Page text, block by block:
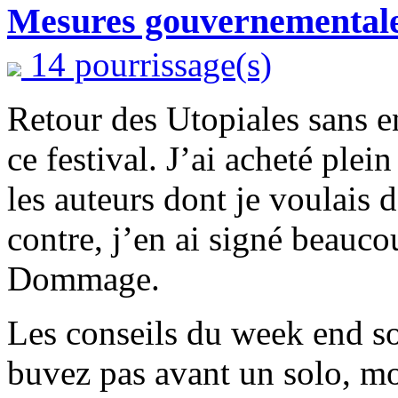
Mesures
14 pourrissage(s)
Retour des Utopiales sans
ce festival. J’ai acheté
les auteurs dont je voulais
contre, j’en ai signé
Dommage.
Les conseils du week end
buvez pas avant un solo,